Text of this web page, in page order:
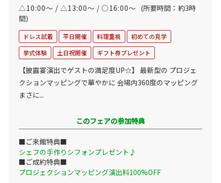
△10:00～ / △13:00～ / ○16:00～ (所要時間：約3時
間)
ドレス試着 平日開催 料理重視
初めての見学
挙式体験
土日祝開催 ギフト券プレゼント
【披露宴演出でゲストの満足度UP☆】 最新型の プロジェ
クションマッピングで華やかに 会場内360度のマッピング
まさに...
このフェアの参加特典
■ご来館特典■
シェフの手作りシフォンプレゼント♪
■ご成約特典■
プロジェクションマッピング演出料100%OFF